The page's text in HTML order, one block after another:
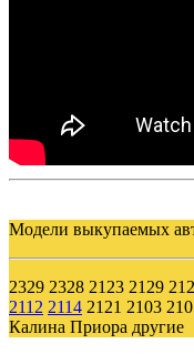
Модели выкупаемых
2329 2328 2123 2129
2112 2114 2121 2103
Калина Приора другие